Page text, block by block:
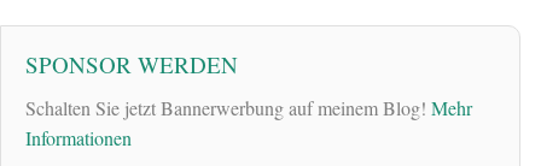
SPONSOR WERDEN
Schalten Sie jetzt Bannerwerbung auf meinem Blog! Mehr
Informationen